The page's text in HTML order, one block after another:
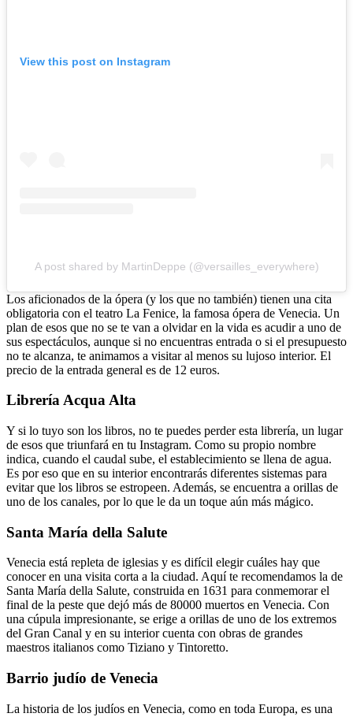
View this post on Instagram
A post shared by MartinDeppe (@versailles_everywhere)
Los aficionados de la ópera (y los que no también) tienen una cita
obligatoria con el teatro La Fenice, la famosa ópera de Venecia. Un
plan de esos que no se te van a olvidar en la vida es acudir a uno de
sus espectáculos, aunque si no encuentras entrada o si el presupuesto
no te alcanza, te animamos a visitar al menos su lujoso interior. El
precio de la entrada general es de 12 euros.
Librería Acqua Alta
Y si lo tuyo son los libros, no te puedes perder esta librería, un lugar
de esos que triunfará en tu Instagram. Como su propio nombre
indica, cuando el caudal sube, el establecimiento se llena de agua.
Es por eso que en su interior encontrarás diferentes sistemas para
evitar que los libros se estropeen. Además, se encuentra a orillas de
uno de los canales, por lo que le da un toque aún más mágico.
Santa María della Salute
Venecia está repleta de iglesias y es difícil elegir cuáles hay que
conocer en una visita corta a la ciudad. Aquí te recomendamos la de
Santa María della Salute, construida en 1631 para conmemorar el
final de la peste que dejó más de 80000 muertos en Venecia. Con
una cúpula impresionante, se erige a orillas de uno de los extremos
del Gran Canal y en su interior cuenta con obras de grandes
maestros italianos como Tiziano y Tintoretto.
Barrio judío de Venecia
La historia de los judíos en Venecia, como en toda Europa, es una